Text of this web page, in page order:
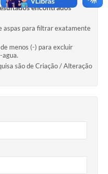
encontrados
aspas para filtrar exatamente
menos (-) para excluir
agua.
são de Criação / Alteração